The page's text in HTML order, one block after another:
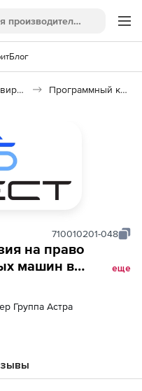
Блог
Российская виртуализация (Импортозамещение) Программный комплекс «Средства виртуализации «БРЕСТ»»
710010201-048
на право
машин в
еще
Группа Астра